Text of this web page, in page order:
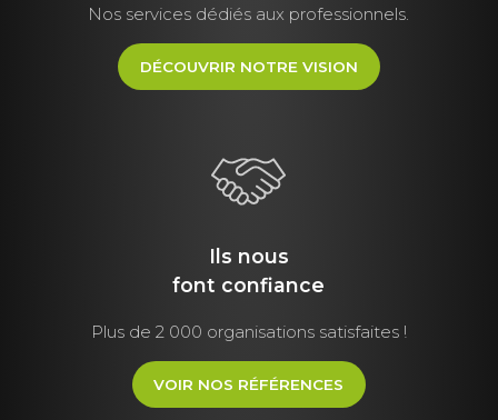
Nos services dédiés aux professionnels.
DÉCOUVRIR NOTRE VISION
Ils nous
font confiance
Plus de 2 000 organisations satisfaites !
VOIR NOS RÉFÉRENCES